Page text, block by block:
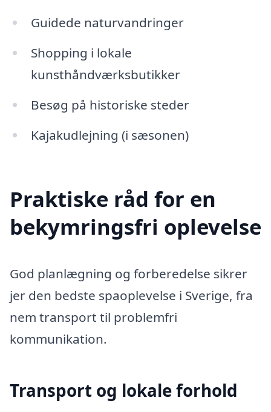
Guidede naturvandringer
Shopping i lokale
kunsthåndværksbutikker
Besøg på historiske steder
Kajakudlejning (i sæsonen)
Praktiske råd for en
bekymringsfri oplevelse
God planlægning og forberedelse sikrer
jer den bedste spaoplevelse i Sverige, fra
nem transport til problemfri
kommunikation.
Transport og lokale forhold